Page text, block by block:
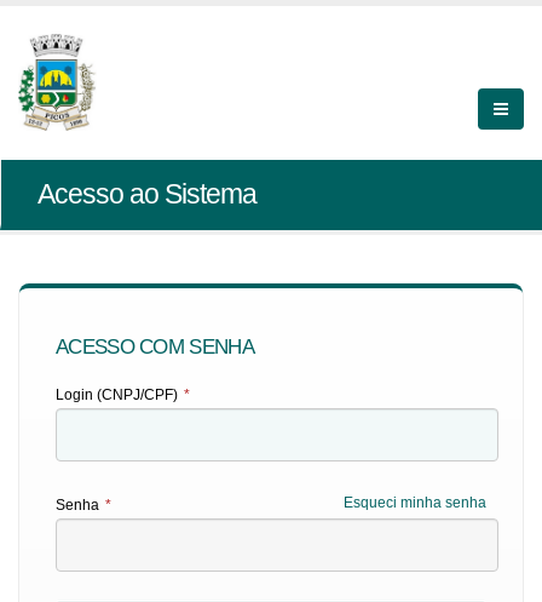
Acesso ao Sistema
ACESSO COM SENHA
Login (CNPJ/CPF) *
Esqueci minha senha
Senha *